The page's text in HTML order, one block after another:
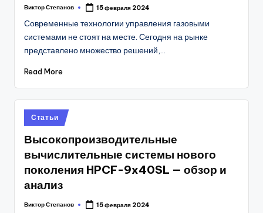
Posted
Виктор Степанов 15 февраля 2024
Современные технологии управления газовыми
системами не стоят на месте. Сегодня на рынке
представлено множество решений,…
Read More
Posted
in
Статьи
Высокопроизводительные
вычислительные системы нового
поколения HPCF-9x40SL — обзор и
анализ
Posted
Виктор Степанов 15 февраля 2024